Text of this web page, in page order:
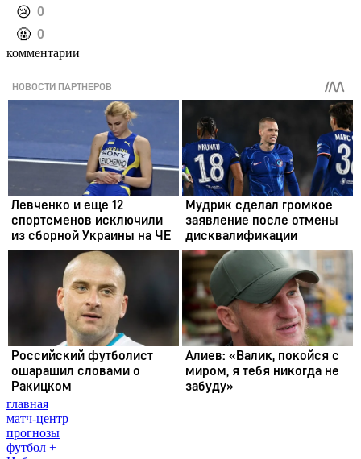
️😢 0
️🤬 0
комментарии
главная
матч-центр
прогнозы
футбол +